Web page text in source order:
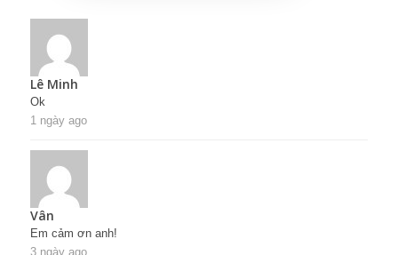
Lê Minh
Ok
1 ngày ago
Vân
Em cảm ơn anh!
3 ngày ago